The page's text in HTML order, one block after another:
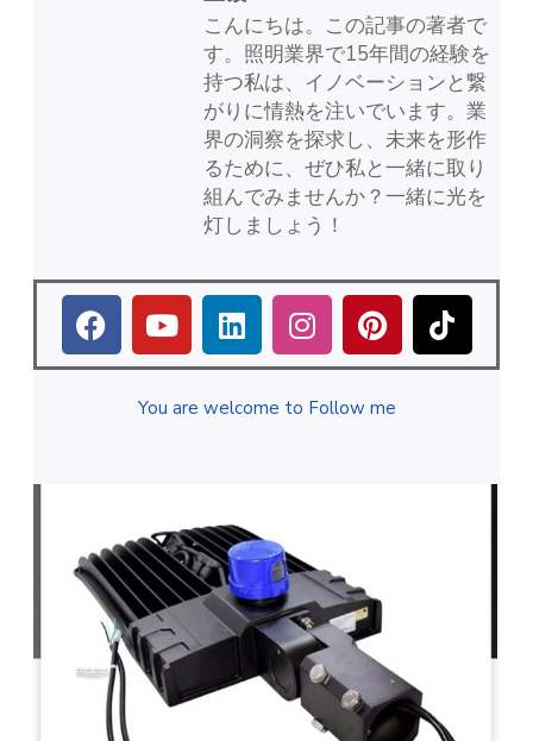
こんにちは。この記事の著者で
す。照明業界で15年間の経験を
持つ私は、イノベーションと繋
がりに情熱を注いでいます。業
界の洞察を探求し、未来を形作
るために、ぜひ私と一緒に取り
組んでみませんか？一緒に光を
灯しましょう！
You are welcome to Follow me